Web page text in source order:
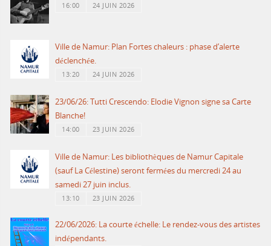
16:00 24 JUIN 2026
Ville de Namur: Plan Fortes chaleurs : phase d’alerte
déclenchée.
13:20 24 JUIN 2026
23/06/26: Tutti Crescendo: Elodie Vignon signe sa Carte
Blanche!
14:00 23 JUIN 2026
Ville de Namur: Les bibliothèques de Namur Capitale
(sauf La Célestine) seront fermées du mercredi 24 au
samedi 27 juin inclus.
13:10 23 JUIN 2026
22/06/2026: La courte échelle: Le rendez-vous des artistes
indépendants.